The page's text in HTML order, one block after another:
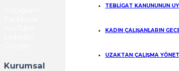
TEBLİGAT KANUNUNUN
KADIN ÇALIŞANLARIN
UZAKTAN ÇALIŞMA
Kurumsal